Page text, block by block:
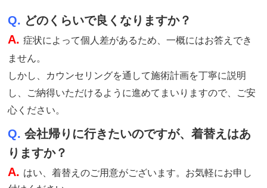
Q. どのくらいで良くなりますか？
A.症状によって個人差があるため、一概にはお答えでき
ません。
しかし、カウンセリングを通して施術計画を丁寧に説明
し、ご納得いただけるように進めてまいりますので、ご安
心ください。
Q.会社帰りに行きたいのですが、着替えはあ
りますか？
A. はい、着替えのご用意がございます。お気軽にお申し